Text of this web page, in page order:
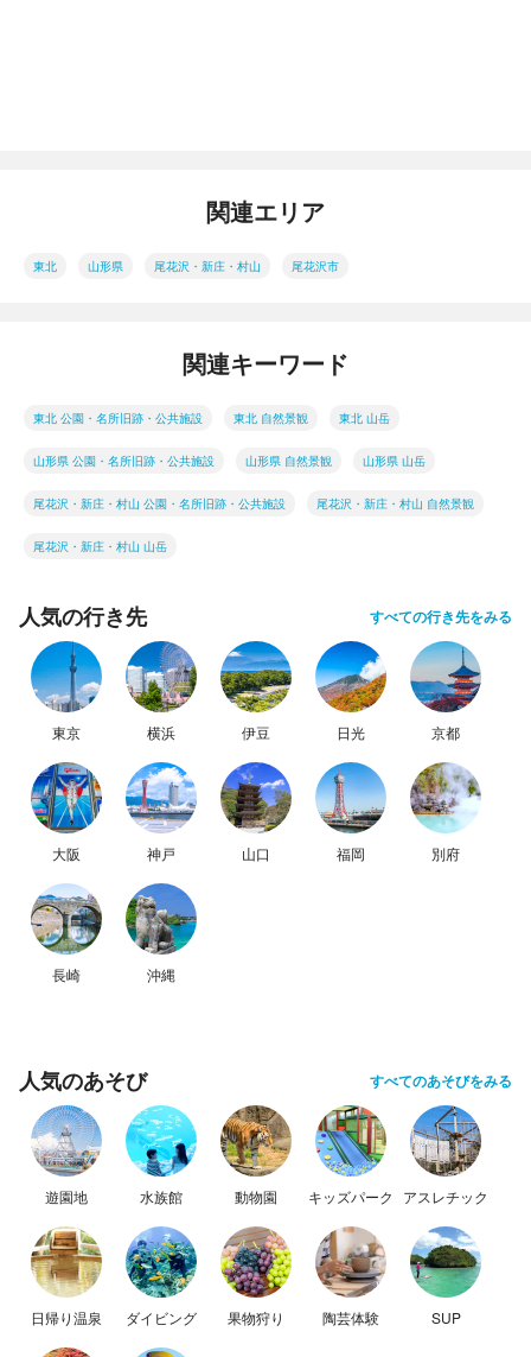
関連エリア
東北 山形県 尾花沢・新庄・村山 尾花沢市
関連キーワード
東北 公園・名所旧跡・公共施設 東北 自然景観 東北 山岳
山形県 公園・名所旧跡・公共施設 山形県 自然景観 山形県 山岳
尾花沢・新庄・村山 公園・名所旧跡・公共施設 尾花沢・新庄・村山 自然景観
尾花沢・新庄・村山 山岳
人気の行き先 すべての行き先をみる
東京 横浜 伊豆 日光 京都
大阪 神戸 山口 福岡 別府
長崎 沖縄
人気のあそび すべてのあそびをみる
遊園地 水族館 動物園 キッズパーク アスレチック
日帰り温泉 ダイビング 果物狩り 陶芸体験 SUP